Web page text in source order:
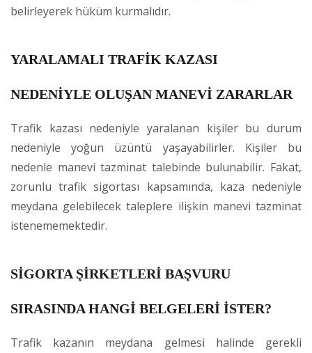
belirleyerek hüküm kurmalıdır.
YARALAMALI TRAFİK KAZASI
NEDENİYLE OLUŞAN MANEVİ ZARARLAR
Trafik kazası nedeniyle yaralanan kişiler bu durum
nedeniyle yoğun üzüntü yaşayabilirler. Kişiler bu
nedenle manevi tazminat talebinde bulunabilir. Fakat,
zorunlu trafik sigortası kapsamında, kaza nedeniyle
meydana gelebilecek taleplere ilişkin manevi tazminat
istenememektedir.
SİGORTA ŞİRKETLERİ BAŞVURU
SIRASINDA HANGİ BELGELERİ İSTER?
Trafik kazanın meydana gelmesi halinde gerekli